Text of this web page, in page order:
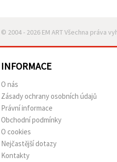
© 2004 - 2026 EM ART Všechna práva
INFORMACE
O nás
Zásady ochrany osobních údajů
Právní informace
Obchodní podmínky
O cookies
Nejčastější dotazy
Kontakty